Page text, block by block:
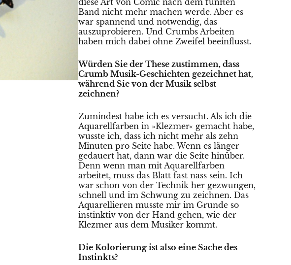
Band nicht mehr machen werde. Aber es
war spannend und notwendig, das
auszuprobieren. Und Crumbs Arbeiten
haben mich dabei ohne Zweifel beeinflusst.
Würden Sie der These zustimmen, dass
Crumb Musik-Geschichten gezeichnet hat,
während Sie von der Musik selbst
zeichnen?
Zumindest habe ich es versucht. Als ich die
Aquarellfarben in »Klezmer« gemacht habe,
wusste ich, dass ich nicht mehr als zehn
Minuten pro Seite habe. Wenn es länger
gedauert hat, dann war die Seite hinüber.
Denn wenn man mit Aquarellfarben
arbeitet, muss das Blatt fast nass sein. Ich
war schon von der Technik her gezwungen,
schnell und im Schwung zu zeichnen. Das
Aquarellieren musste mir im Grunde so
instinktiv von der Hand gehen, wie der
Klezmer aus dem Musiker kommt.
Die Kolorierung ist also eine Sache des
Instinkts?